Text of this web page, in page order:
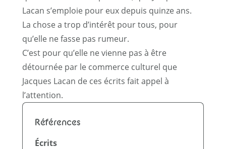
Lacan s’emploie pour eux depuis quinze ans.
La chose a trop d’intérêt pour tous, pour
qu’elle ne fasse pas rumeur.
C’est pour qu’elle ne vienne pas à être
détournée par le commerce culturel que
Jacques Lacan de ces écrits fait appel à
l’attention.
Références
Écrits